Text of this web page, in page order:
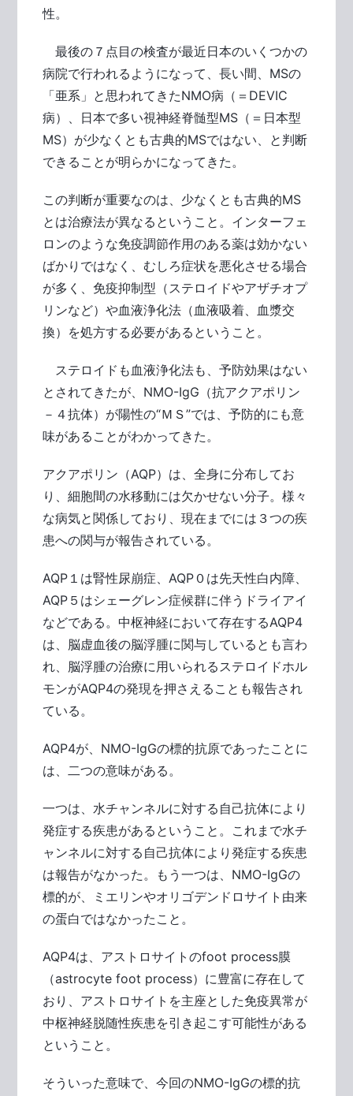
性。
最後の７点目の検査が最近日本のいくつかの
病院で行われるようになって、長い間、MSの
「亜系」と思われてきたNMO病（＝DEVIC
病）、日本で多い視神経脊髄型MS（＝日本型
MS）が少なくとも古典的MSではない、と判断
できることが明らかになってきた。
この判断が重要なのは、少なくとも古典的MS
とは治療法が異なるということ。インターフェ
ロンのような免疫調節作用のある薬は効かない
ばかりではなく、むしろ症状を悪化させる場合
が多く、免疫抑制型（ステロイドやアザチオプ
リンなど）や血液浄化法（血液吸着、血漿交
換）を処方する必要があるということ。
ステロイドも血液浄化法も、予防効果はない
とされてきたが、NMO-IgG（抗アクアポリン
－４抗体）が陽性の“ＭＳ”では、予防的にも意
味があることがわかってきた。
アクアポリン（AQP）は、全身に分布してお
り、細胞間の水移動には欠かせない分子。様々
な病気と関係しており、現在までには３つの疾
患への関与が報告されている。
AQP１は腎性尿崩症、AQP０は先天性白内障、
AQP５はシェーグレン症候群に伴うドライアイ
などである。中枢神経において存在するAQP4
は、脳虚血後の脳浮腫に関与しているとも言わ
れ、脳浮腫の治療に用いられるステロイドホル
モンがAQP4の発現を押さえることも報告され
ている。
AQP4が、NMO-IgGの標的抗原であったことに
は、二つの意味がある。
一つは、水チャンネルに対する自己抗体により
発症する疾患があるということ。これまで水チ
ャンネルに対する自己抗体により発症する疾患
は報告がなかった。もう一つは、NMO-IgGの
標的が、ミエリンやオリゴデンドロサイト由来
の蛋白ではなかったこと。
AQP4は、アストロサイトのfoot process膜
（astrocyte foot process）に豊富に存在して
おり、アストロサイトを主座とした免疫異常が
中枢神経脱随性疾患を引き起こす可能性がある
ということ。
そういった意味で、今回のNMO-IgGの標的抗